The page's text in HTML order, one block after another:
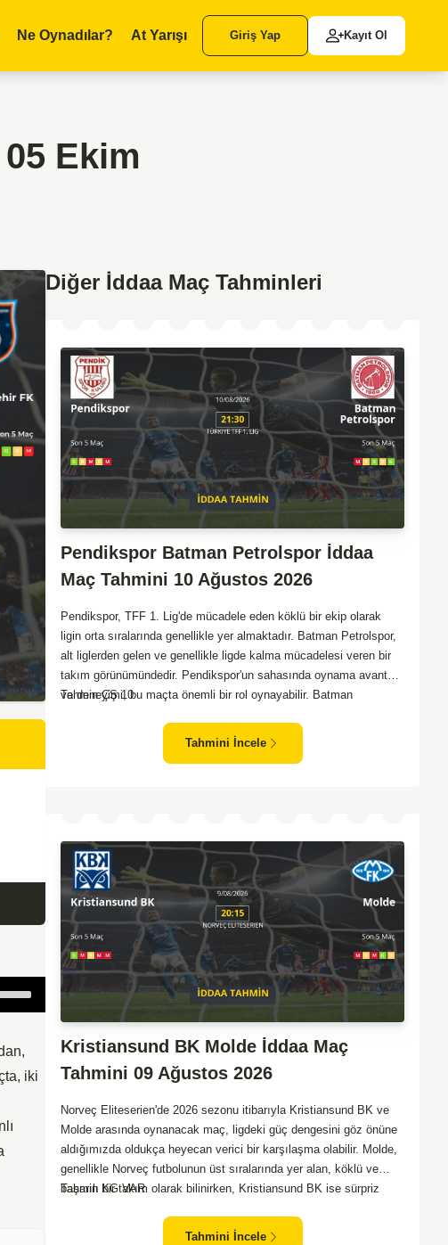
Ne Oynadılar? At Yarışı Giriş Yap Kayıt Ol
Ekim
iki
Diğer İddaa Maç Tahminleri
Pendikspor Batman Petrolspor İddaa
Maç Tahmini 10 Ağustos 2026
Pendikspor, TFF 1. Lig'de mücadele eden köklü bir ekip olarak
ligin orta sıralarında genellikle yer almaktadır. Batman Petrolspor,
alt liglerden gelen ve genellikle ligde kalma mücadelesi veren bir
takım görünümündedir. Pendikspor'un sahasında oynama avantajı
ve deneyimi, bu maçta önemli bir rol oynayabilir. Batman
dikkat çekiyor. Bu bağlamda, Pendikspor'un maçın kontrolünü
elinde tutma olasılığı daha yüksek. Takımların mevcut form
Tahmin ÇŞ 10
Tahmini İncele
Kristiansund BK Molde İddaa Maç
Tahmini 09 Ağustos 2026
Norveç Eliteserien'de 2026 sezonu itibarıyla Kristiansund BK ve
Molde arasında oynanacak maç, ligdeki güç dengesini göz önüne
aldığımızda oldukça heyecan verici bir karşılaşma olabilir. Molde,
genellikle Norveç futbolunun üst sıralarında yer alan, köklü ve
başarılı bir takım olarak bilinirken, Kristiansund BK ise sürpriz
sahasında oynayacak olması, saha avantajını kullanma
Tahmin KG VAR
Tahmini İncele